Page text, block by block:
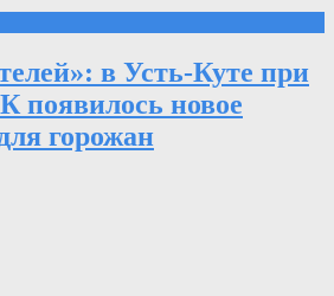
в Усть‑Куте при
появилось новое
горожан